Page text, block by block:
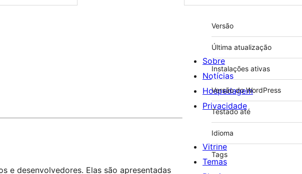
e desenvolvedores. Elas são apresentadas
Meta
Versão
Última atualização
Instalações ativas
Versão do WordPress
Testado até
Idioma
Tags
Sobre
Notícias
Hospedagem
Privacidade
Vitrine
Temas